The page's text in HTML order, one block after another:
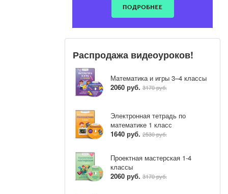
Распродажа видеоуроков!
Математика и игры 3–4 классы
2060 руб. 3170 руб.
Электронная тетрадь по
математике 1 класс
1640 руб. 2530 руб.
Проектная мастерская 1-4
классы
2060 руб. 3170 руб.